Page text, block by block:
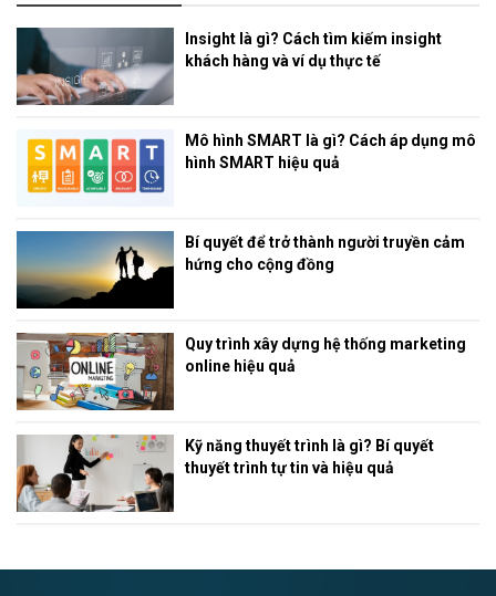
Insight là gì? Cách tìm kiếm insight
khách hàng và ví dụ thực tế
Mô hình SMART là gì? Cách áp dụng mô
hình SMART hiệu quả
Bí quyết để trở thành người truyền cảm
hứng cho cộng đồng
Quy trình xây dựng hệ thống marketing
online hiệu quả
Kỹ năng thuyết trình là gì? Bí quyết
thuyết trình tự tin và hiệu quả